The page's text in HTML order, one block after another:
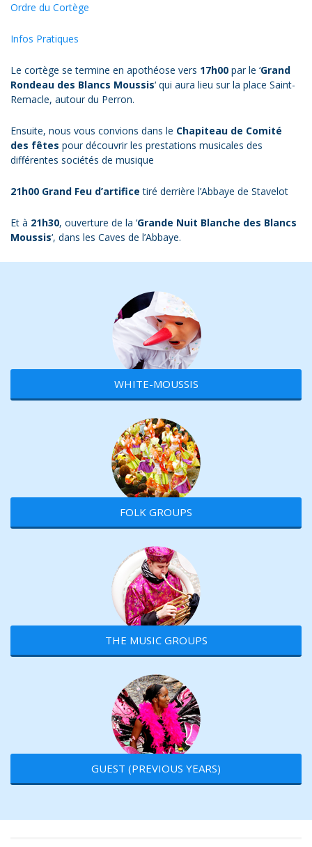
Ordre du Cortège
Infos Pratiques
Le cortège se termine en apothéose vers 17h00 par le ‘Grand
Rondeau des Blancs Moussis‘ qui aura lieu sur la place Saint-
Remacle, autour du Perron.
Ensuite, nous vous convions dans le Chapiteau de Comité
des fêtes pour découvrir les prestations musicales des
différentes sociétés de musique
21h00 Grand Feu d’artifice tiré derrière l’Abbaye de Stavelot
Et à 21h30, ouverture de la ‘Grande Nuit Blanche des Blancs
Moussis‘, dans les Caves de l’Abbaye.
WHITE-MOUSSIS
FOLK GROUPS
THE MUSIC GROUPS
GUEST (PREVIOUS YEARS)